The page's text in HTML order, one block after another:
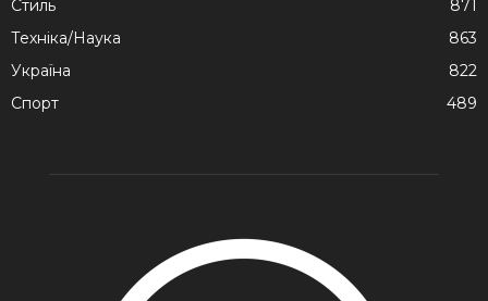
Стиль
871
Техніка/Наука
863
Україна
822
Спорт
489